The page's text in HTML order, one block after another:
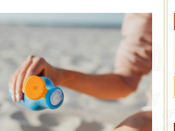
maladie. Tout est faux sur les
l'élite crée des fausses
un soi-disant virus ou une autre forme
organe clé de notre immunité et de
et invite les gens à cesser de croire en